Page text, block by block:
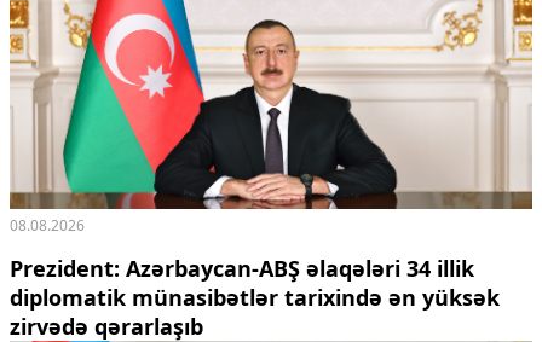
08.08.2026
Prezident: Azərbaycan-ABŞ əlaqələri 34 illik
diplomatik münasibətlər tarixində ən yüksək
zirvədə qərarlaşıb